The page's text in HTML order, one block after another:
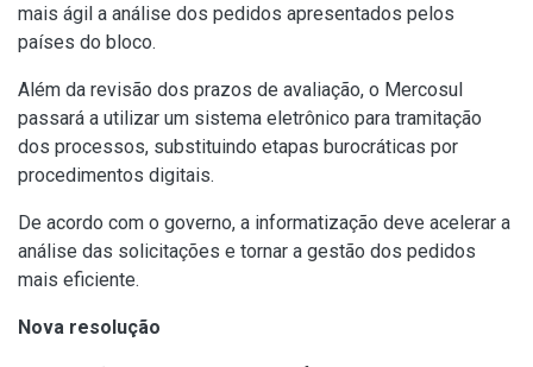
mais ágil a análise dos pedidos apresentados pelos
países do bloco.
Além da revisão dos prazos de avaliação, o Mercosul
passará a utilizar um sistema eletrônico para tramitação
dos processos, substituindo etapas burocráticas por
procedimentos digitais.
De acordo com o governo, a informatização deve acelerar a
análise das solicitações e tornar a gestão dos pedidos
mais eficiente.
Nova resolução